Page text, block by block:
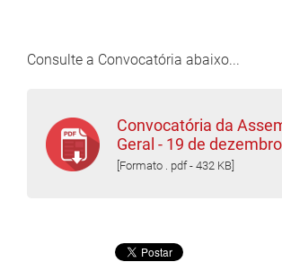
Consulte a Convocatória abaixo...
Convocatória da
Geral - 19 de
[Formato . pdf - 432 KB]